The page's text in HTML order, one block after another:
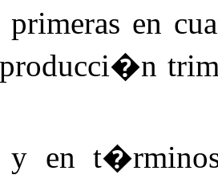
primeras en
y en